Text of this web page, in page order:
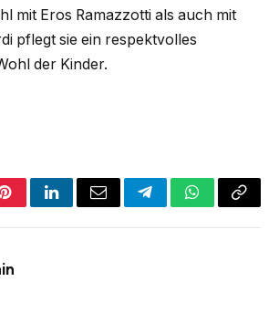
mit Eros Ramazzotti als auch mit
pflegt sie ein respektvolles
der Kinder.
PinterestLinkedInEmail TelegramWhatsApp
Copy